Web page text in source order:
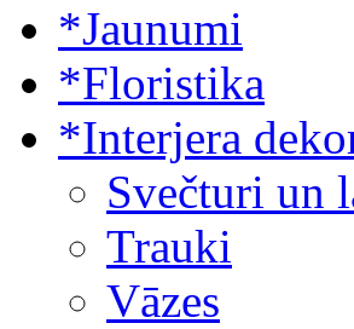
*Jaunumi
*Floristika
*Interjera
Svečturi un
Trauki
Vāzes